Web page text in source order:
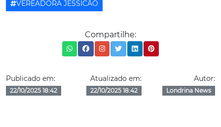
VEREADORA JESSICÃO
Compartilhe:
Publicado em:
22/10/2025 18:42
Atualizado em:
22/10/2025 18:42
Autor:
Londrina News